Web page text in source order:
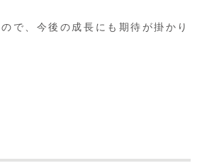
で、今後の成長にも期待が掛かり